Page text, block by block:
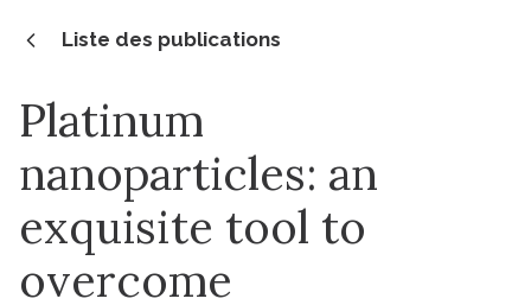
Liste des publications
Platinum
nanoparticles: an
exquisite tool to
overcome